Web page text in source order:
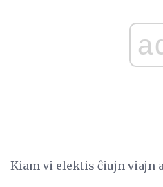
Kiam vi elektis ĉiujn viajn